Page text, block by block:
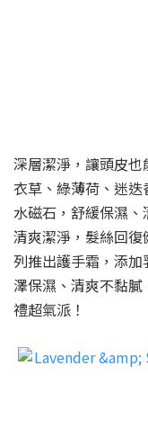
深層潔淨，讓頭皮
衣草、綠薄荷、迷
水磁石，舒緩保濕
清爽潔淨，髮絲回
列推出護手霜，添
澤保濕、清爽不黏
禮超氣派！